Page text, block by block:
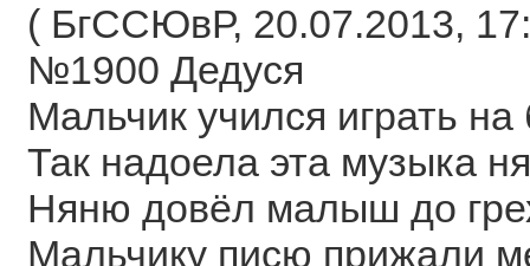
( БгССЮвР, 20.07.2013,
№1900 Дедуся
Мальчик учился играть на
Так надоела эта музыка
Няню довёл малыш до
Мальчику писю прижали